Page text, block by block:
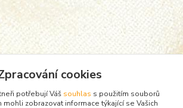
cookies
potřebují Váš souhlas s použitím souborů
mohli zobrazovat informace týkající se Vašich